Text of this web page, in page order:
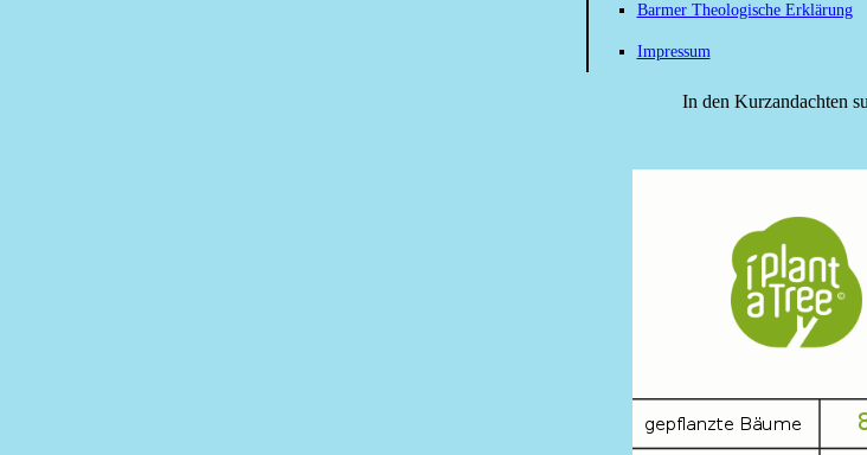
Barmer Theologische Erklärung
Impressum
In den Kurzandachten